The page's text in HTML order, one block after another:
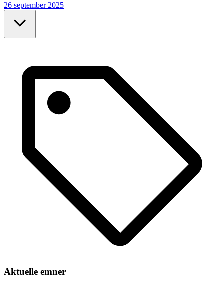
26 september 2025
Aktuelle emner